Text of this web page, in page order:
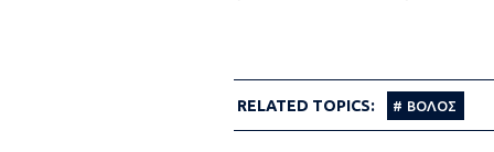
RELATED TOPICS: ΒΟΛΟΣ